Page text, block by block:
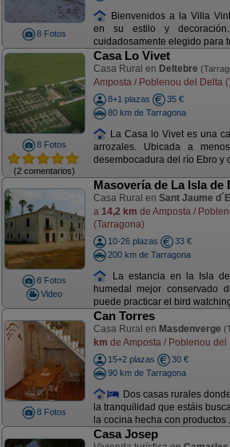
8 Fotos
Bienvenidos a la Villa
en su estilo y
cuidadosamente elegido para
8 Fotos
(2 comentarios)
Casa Lo Vivet
Casa Rural en Deltebre
Amposta / Poblenou del Delta
8+1 plazas
35 €
80 km de Tarragona
La Casa lo Vivet es una
arrozales. Ubicada a
desembocadura del río Ebro y
8 Fotos
Video
Masovería de La Isla de
Casa Rural en Sant Jaume
a 14,2 km de Amposta /
(Tarragona)
10-26 plazas
33 €
200 km de Tarragona
La estancia en la Isla
humedal mejor conservado
puede practicar el bird
8 Fotos
Can Torres
Casa Rural en Masdenverge
km de Amposta / Poblenou del
15+2 plazas
30 €
90 km de Tarragona
Dos casas rurales
la tranquilidad que estáis
la cocina hecha con productos
Casa Josep